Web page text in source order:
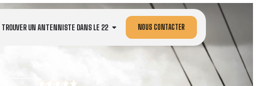
TROUVER UN ANTENNISTE DANS LE 22 NOUS CONTACTER